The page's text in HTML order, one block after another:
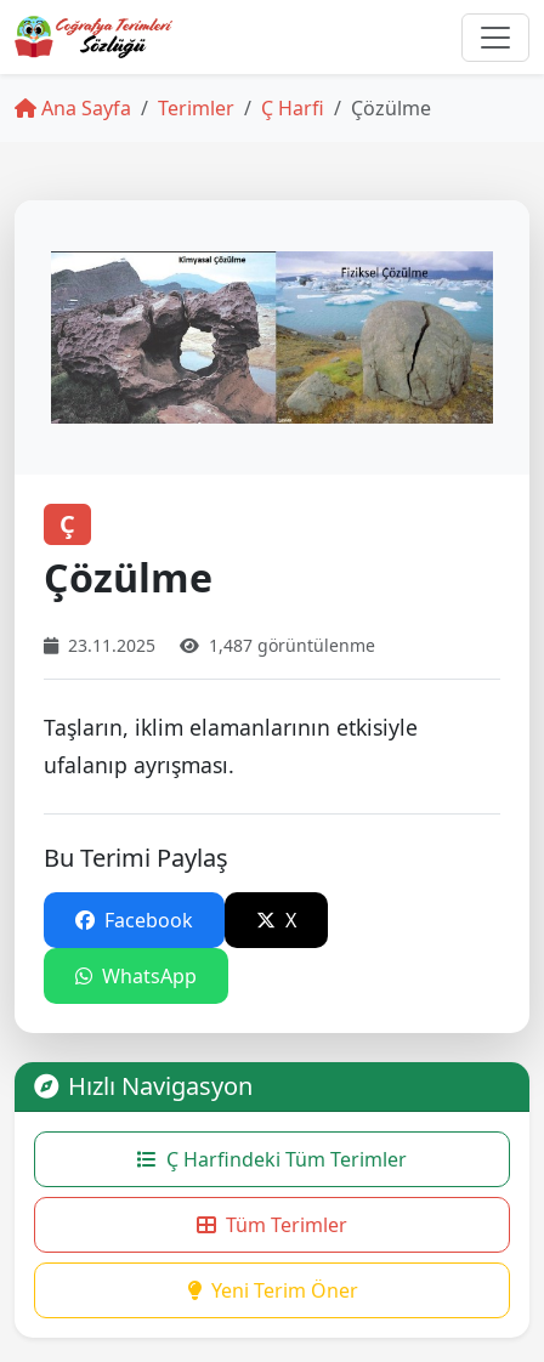
Ana Sayfa Terimler Ç Harfi Çözülme
Ç
Çözülme
23.11.2025 1,487 görüntülenme
Taşların, iklim elamanlarının etkisiyle
ufalanıp ayrışması.
Bu Terimi Paylaş
Facebook X
WhatsApp
Hızlı Navigasyon
Ç Harfindeki Tüm Terimler
Tüm Terimler
Yeni Terim Öner